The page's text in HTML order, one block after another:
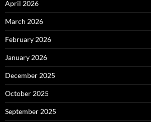
April 2026
March 2026
February 2026
January 2026
December 2025
October 2025
September 2025